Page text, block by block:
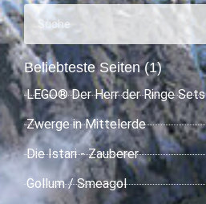
Beliebteste Seiten (1)
LEGO® Der Herr der Ringe Sets
Zwerge in Mittelerde
Die Istari - Zauberer
Gollum / Smeagol